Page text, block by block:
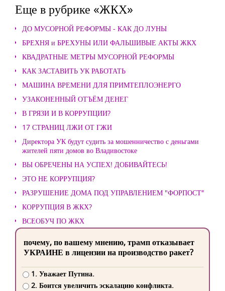
Еще в рубрике «ЖКХ»
ДО МУСОРНОЙ РЕФОРМЫ - КАК ДО ЛУНЫ
БРЕХНЯ и БРЕХУНЫ ИЛИ ФАЛЬШИВЫЕ АКТЫ ЖКХ
КВАДРАТНЫЕ МЕТРЫ МУСОРНОЙ РЕФОРМЫ
КАК ЗАСТАВИТЬ УК РАБОТАТЬ
МАШИНА ВРЕМЕНИ ДЛЯ ПРИМТЕПЛОЭНЕРГО
УЗАКОНЕННЫЙ ОТЪЁМ ДЕНЕГ
В ГРЯЗИ И В КОРРУПЦИИ?
17 СТРАНИЦ ЛЖИ ОТ ГЖИ
Директора УК будут судить за мошенничество с деньгами
жителей пяти домов во Владивостоке
ВЫ ОБРЕЧЕНЫ НА УСПЕХ! ДОБИВАЙТЕСЬ!
ЭТО НЕ КОРРУПЦИЯ?
РАЗРУШЕНИЕ ДОМА ПОД УПРАВЛЕНИЕМ "ФОРПОСТ"
КОРРУПЦИЯ В ЖКХ?
ВСЕОБУЧ ПО ЖКХ
почему, по вашему мнению, трамп отказывает
УКРАИНЕ в лицензии на производство ракет?
1. Уважает Путина.
2. Боится увеличить эскалацию конфликта.